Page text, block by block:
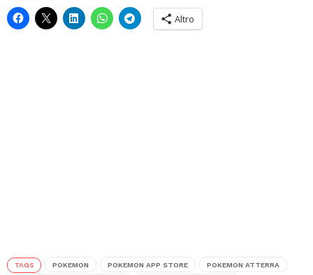
Altro
TAGS POKEMON POKEMON APP STORE POKEMON ATTERRA